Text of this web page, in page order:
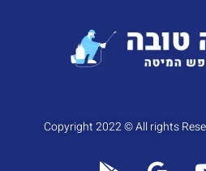
Copyright 2022 © All rights